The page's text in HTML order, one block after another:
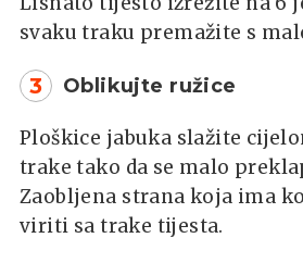
svaku traku premažite s
3 Oblikujte ružice
Ploškice jabuka slažite
trake tako da se malo
Zaobljena strana koja ima
viriti sa trake tijesta.